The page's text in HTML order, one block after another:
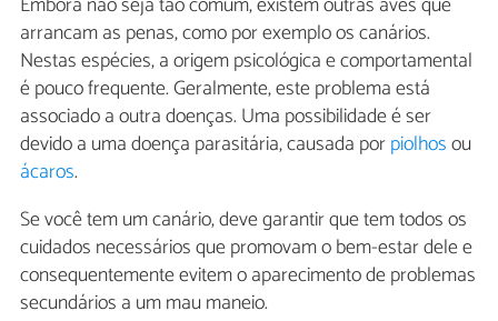
arrancam as penas, como por exemplo os canários.
Nestas espécies, a origem psicológica e comportamental
é pouco frequente. Geralmente, este problema está
associado a outra doenças. Uma possibilidade é ser
devido a uma doença parasitária, causada porpiolhosou
ácaros.
Se você tem um canário, deve garantir que tem todos os
cuidados necessários que promovam o bem-estar dele e
consequentemente evitem o aparecimento de problemas
secundários a um mau maneio.